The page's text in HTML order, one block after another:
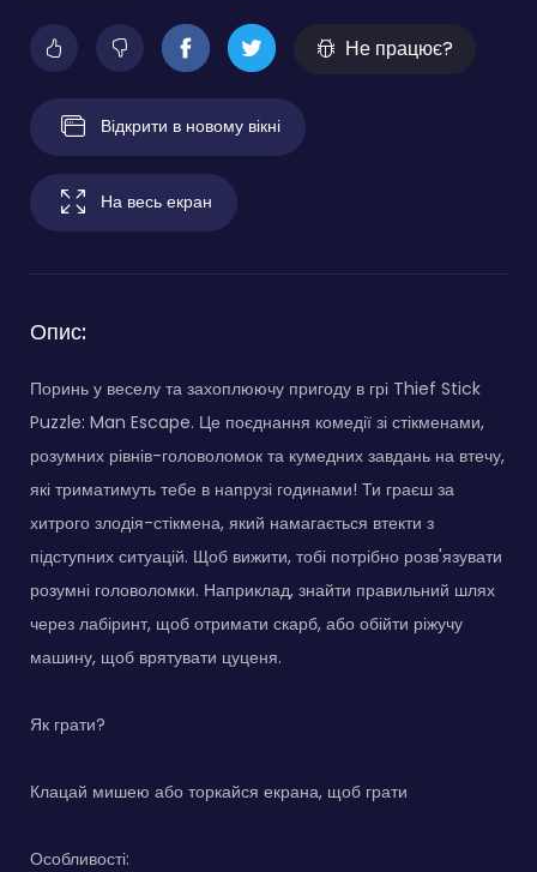
Не працює?
Відкрити в новому вікні
На весь екран
Опис:
Поринь у веселу та захоплюючу пригоду в грі Thief Stick
Puzzle: Man Escape. Це поєднання комедії зі стікменами,
розумних рівнів-головоломок та кумедних завдань на втечу,
які триматимуть тебе в напрузі годинами! Ти граєш за
хитрого злодія-стікмена, який намагається втекти з
підступних ситуацій. Щоб вижити, тобі потрібно розв'язувати
розумні головоломки. Наприклад, знайти правильний шлях
через лабіринт, щоб отримати скарб, або обійти ріжучу
машину, щоб врятувати цуценя.
Як грати?
Клацай мишею або торкайся екрана, щоб грати
Особливості: